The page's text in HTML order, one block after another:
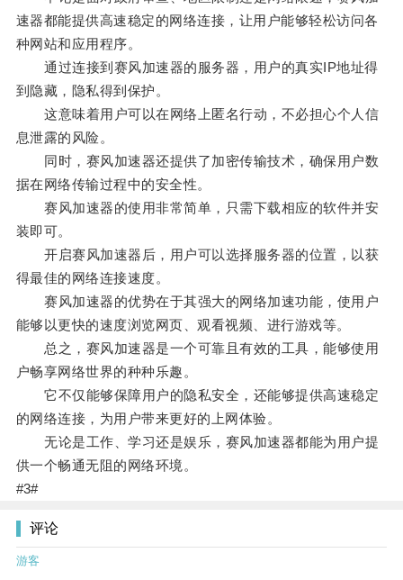
速器都能提供高速稳定的网络连接，让用户能够轻松访问各
种网站和应用程序。
通过连接到赛风加速器的服务器，用户的真实IP地址得
到隐藏，隐私得到保护。
这意味着用户可以在网络上匿名行动，不必担心个人信
息泄露的风险。
同时，赛风加速器还提供了加密传输技术，确保用户数
据在网络传输过程中的安全性。
赛风加速器的使用非常简单，只需下载相应的软件并安
装即可。
开启赛风加速器后，用户可以选择服务器的位置，以获
得最佳的网络连接速度。
赛风加速器的优势在于其强大的网络加速功能，使用户
能够以更快的速度浏览网页、观看视频、进行游戏等。
总之，赛风加速器是一个可靠且有效的工具，能够使用
户畅享网络世界的种种乐趣。
它不仅能够保障用户的隐私安全，还能够提供高速稳定
的网络连接，为用户带来更好的上网体验。
无论是工作、学习还是娱乐，赛风加速器都能为用户提
供一个畅通无阻的网络环境。
#3#
评论
游客